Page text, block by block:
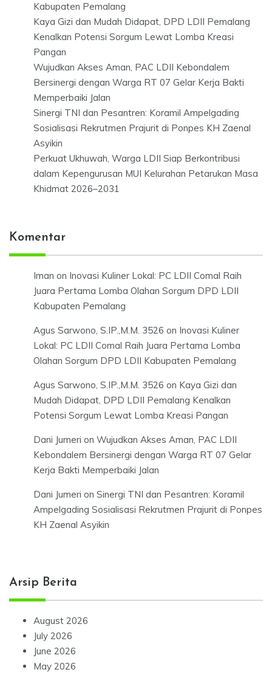
Kabupaten Pemalang
Kaya Gizi dan Mudah Didapat, DPD LDII Pemalang
Kenalkan Potensi Sorgum Lewat Lomba Kreasi
Pangan
Wujudkan Akses Aman, PAC LDII Kebondalem
Bersinergi dengan Warga RT 07 Gelar Kerja Bakti
Memperbaiki Jalan
Sinergi TNI dan Pesantren: Koramil Ampelgading
Sosialisasi Rekrutmen Prajurit di Ponpes KH Zaenal
Asyikin
Perkuat Ukhuwah, Warga LDII Siap Berkontribusi
dalam Kepengurusan MUI Kelurahan Petarukan Masa
Khidmat 2026–2031
Komentar
Iman on Inovasi Kuliner Lokal: PC LDII Comal Raih
Juara Pertama Lomba Olahan Sorgum DPD LDII
Kabupaten Pemalang
Agus Sarwono, S.IP.,M.M. 3526 on Inovasi Kuliner
Lokal: PC LDII Comal Raih Juara Pertama Lomba
Olahan Sorgum DPD LDII Kabupaten Pemalang
Agus Sarwono, S.IP.,M.M. 3526 on Kaya Gizi dan
Mudah Didapat, DPD LDII Pemalang Kenalkan
Potensi Sorgum Lewat Lomba Kreasi Pangan
Dani Jumeri on Wujudkan Akses Aman, PAC LDII
Kebondalem Bersinergi dengan Warga RT 07 Gelar
Kerja Bakti Memperbaiki Jalan
Dani Jumeri on Sinergi TNI dan Pesantren: Koramil
Ampelgading Sosialisasi Rekrutmen Prajurit di Ponpes
KH Zaenal Asyikin
Arsip Berita
August 2026
July 2026
June 2026
May 2026